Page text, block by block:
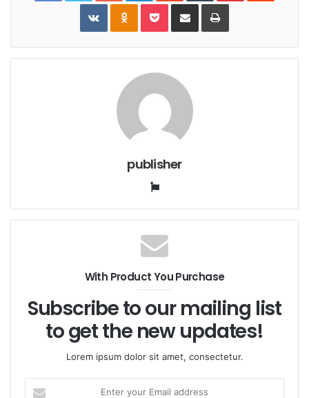
VKontakteOdnoklassniki
PocketShare
Email
Print
publisher
Website
With Product You Purchase
Subscribe to our mailing list
to get the new updates!
Lorem ipsum dolor sit amet, consectetur.